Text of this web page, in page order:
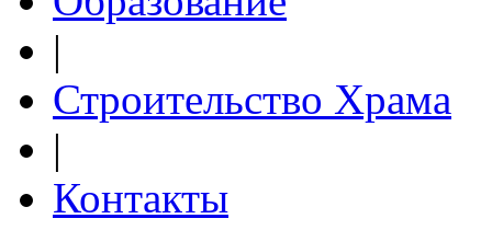
|
Строительство Храма
|
Контакты